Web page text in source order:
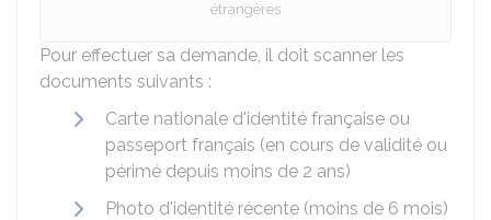
étrangères
Pour effectuer sa demande, il doit scanner les
documents suivants :
Carte nationale d'identité française ou
passeport français (en cours de validité ou
périmé depuis moins de 2 ans)
Photo d'identité récente (moins de 6 mois)